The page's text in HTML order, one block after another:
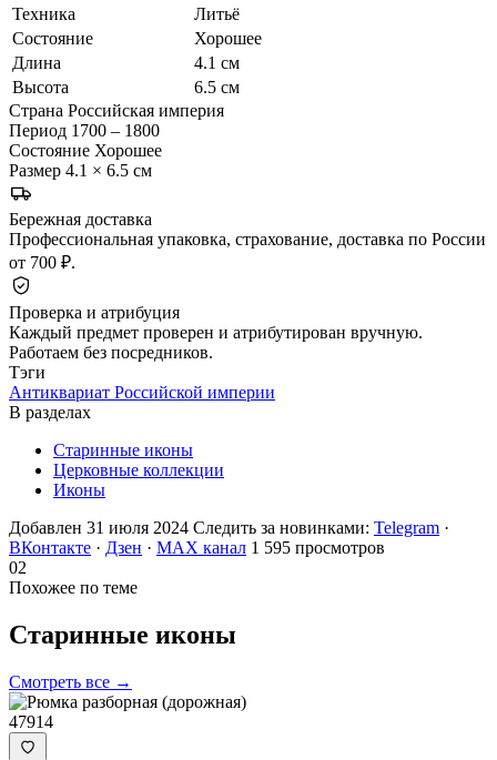
Техника
Литьё
Состояние
Хорошее
Длина
4.1 см
Высота
6.5 см
Страна Российская империя
Период 1700 – 1800
Состояние Хорошее
Размер 4.1 × 6.5 см
Бережная доставка
Профессиональная упаковка, страхование, доставка по России
от 700 ₽.
Проверка и атрибуция
Каждый предмет проверен и атрибутирован вручную.
Работаем без посредников.
Тэги
Антиквариат Российской империи
В разделах
Старинные иконы
Церковные коллекции
Иконы
Добавлен 31 июля 2024 Следить за новинками: Telegram ·
ВКонтакте · Дзен · MAX канал 1 595 просмотров
02
Похожее по теме
Старинные иконы
Смотреть все →
47914